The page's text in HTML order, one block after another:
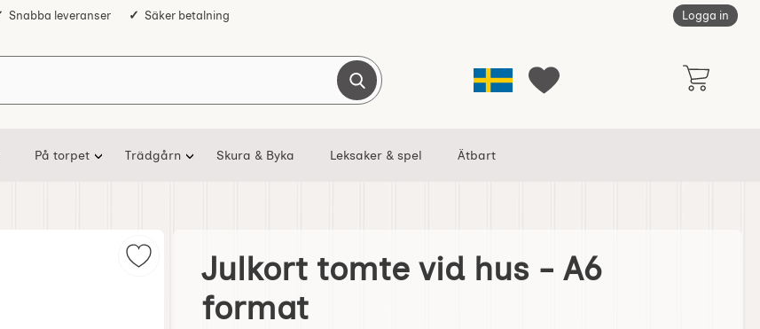
Snabba leveranser Säker betalning Logga in
Sverige Mina favoriter
Genomför sökning
På torpet Trädgårn Skura & Byka Leksaker & spel Ätbart
Markera julkort tomte vid hus - A6 format som favorit
Julkort tomte vid hus - A6
format